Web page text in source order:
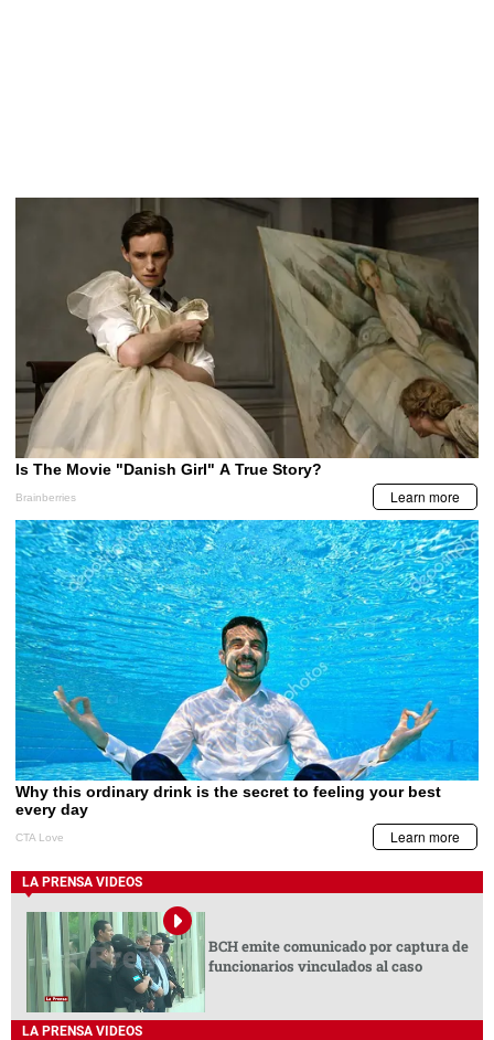
LA PRENSA VIDEOS
BCH emite comunicado por captura de
funcionarios vinculados al caso
LA PRENSA VIDEOS